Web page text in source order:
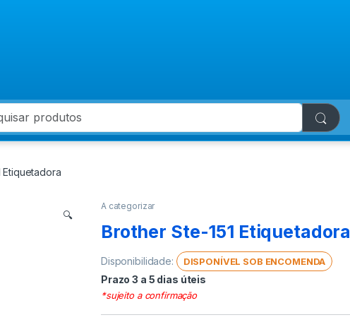
for:
Etiquetadora
🔍
A categorizar
Brother Ste-151 Etiquetadora
Disponibilidade: DISPONÍVEL SOB ENCOMENDA
Prazo 3 a 5 dias úteis
*sujeito a confirmação